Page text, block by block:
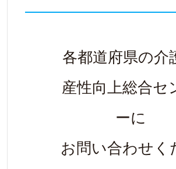
各都道府県の介
産性向上総合セ
ーに
お問い合わせく